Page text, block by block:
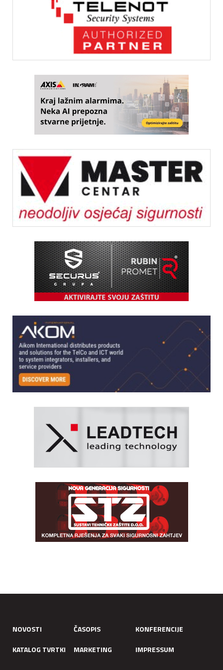
NOVOSTI ČASOPIS
KONFERENCIJE
KATALOG TVRTKI
MARKETING IMPRESSUM